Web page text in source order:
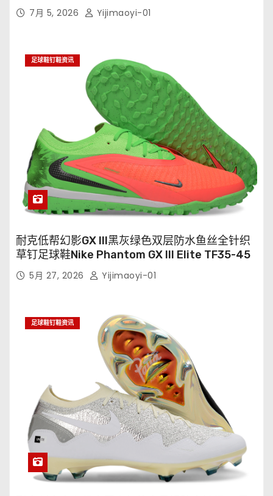
7月 5, 2026 Yijimaoyi-01
足球鞋钉鞋资讯
耐克低帮幻影GX III黑灰绿色双层防水鱼丝全针织
草钉足球鞋Nike Phantom GX III Elite TF35-45
5月 27, 2026 Yijimaoyi-01
足球鞋钉鞋资讯